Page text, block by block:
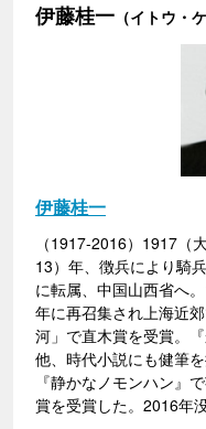
伊藤桂一 （イトウ・
伊藤桂一
（1917-2016）1917（
13）年、徴兵により騎
に転属、中国山西省へ
年に再召集され上海近
河」で直木賞を受賞。
他、時代小説にも健筆
『静かなノモンハン』
賞を受賞した。2016年没